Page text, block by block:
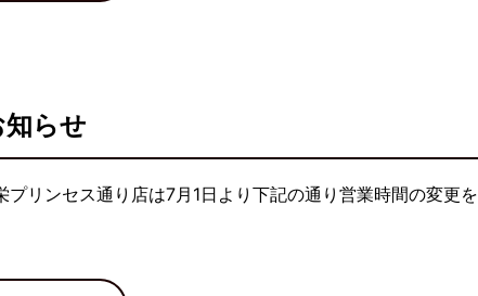
らせ
リンセス通り店は7月1日より下記の通り営業時間の変更を